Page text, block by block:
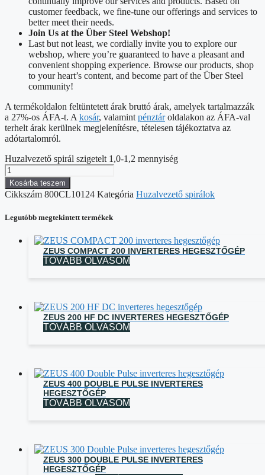
customer feedback, we fine-tune our offerings and services to
better meet their needs.
Join Us at the Über Steel Webshop!
Last but not least, we cordially invite you to explore our
webshop, where you’re guaranteed to have a pleasant and
convenient shopping experience. Browse our products, shop
to your heart’s content, and become part of the Über Steel
community!
A termékoldalon feltüntetett árak bruttó árak, amelyek tartalmazzák
a 27%-os ÁFA-t. A kosár, valamint pénztároldalakon az ÁFA-val
terhelt árak kerülnek megjelenítésre, tételesen tájékoztatva az
adótartalomról.
Huzalvezető spirál szigetelt 1,0-1,2 mennyiség
Kosárba teszem
Cikkszám 800CL10124 Kategória Huzalvezető spirálok
Legutóbb megtekintett termékek
ZEUS COMPACT 200 INVERTERES HEGESZTŐGÉP
TOVÁBB OLVASOM
ZEUS 200 HF DC INVERTERES HEGESZTŐGÉP
TOVÁBB OLVASOM
ZEUS 400 DOUBLE PULSE INVERTERES
HEGESZTŐGÉP
TOVÁBB OLVASOM
ZEUS 300 DOUBLE PULSE INVERTERES
HEGESZTŐGÉP